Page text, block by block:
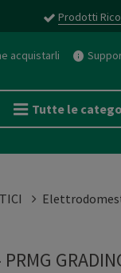
Prodotti
acquistarli
Tutte le
PRMG